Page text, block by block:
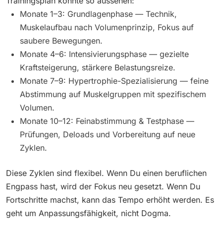
Monate 1–3: Grundlagenphase — Technik,
Muskelaufbau nach Volumenprinzip, Fokus auf
saubere Bewegungen.
Monate 4–6: Intensivierungsphase — gezielte
Kraftsteigerung, stärkere Belastungsreize.
Monate 7–9: Hypertrophie-Spezialisierung — feine
Abstimmung auf Muskelgruppen mit spezifischem
Volumen.
Monate 10–12: Feinabstimmung & Testphase —
Prüfungen, Deloads und Vorbereitung auf neue
Zyklen.
Diese Zyklen sind flexibel. Wenn Du einen beruflichen
Engpass hast, wird der Fokus neu gesetzt. Wenn Du
Fortschritte machst, kann das Tempo erhöht werden. Es
geht um Anpassungsfähigkeit, nicht Dogma.